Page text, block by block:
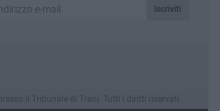
Iscriviti
il Tribunale di Trani. Tutti i diritti riservati.